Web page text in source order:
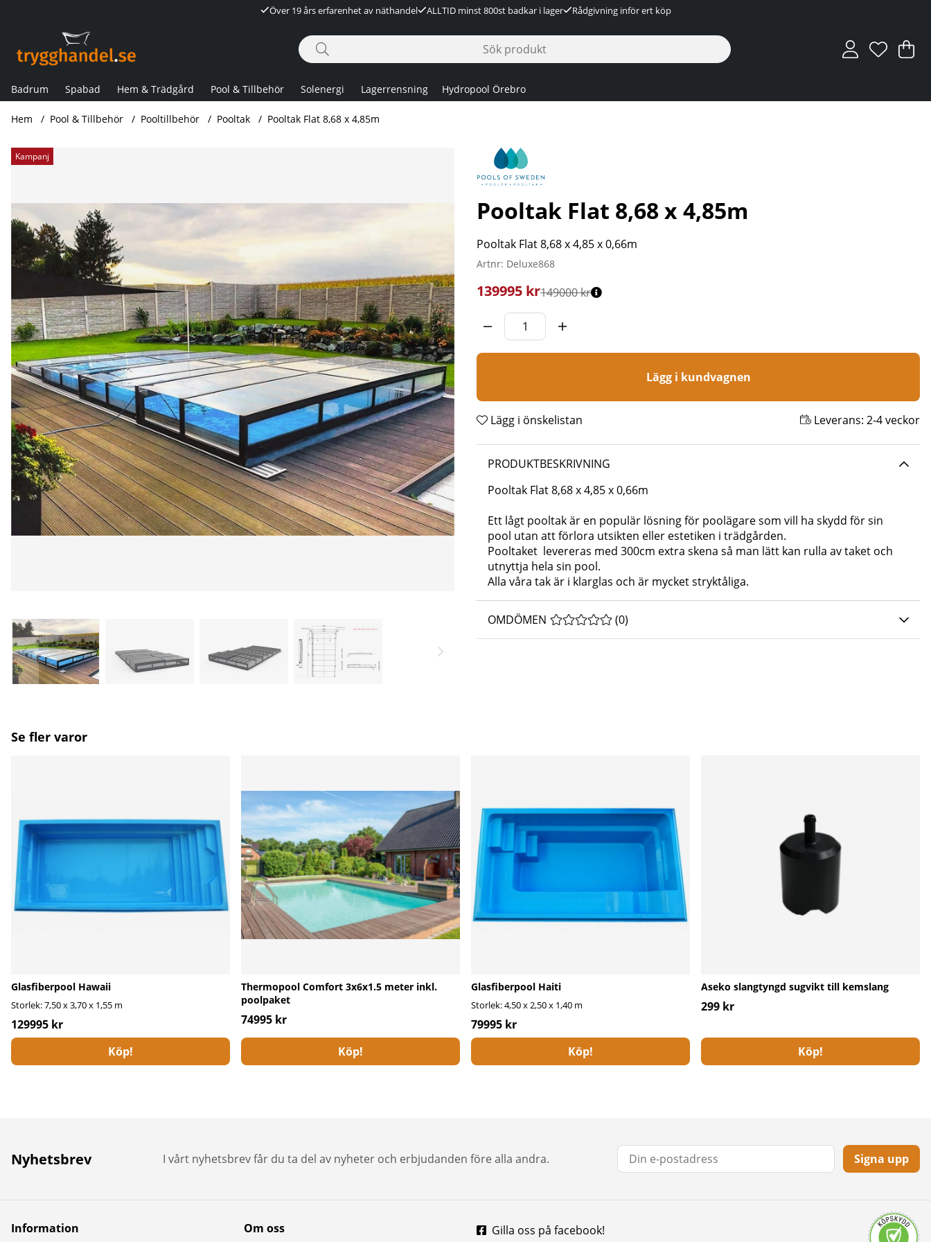
Över 19 års erfarenhet av näthandel ALLTID minst 800st badkar i lager Rådgivning inför ert köp
.
Badrum Spabad Hem & Trädgård Pool & Tillbehör Solenergi Lagerrensning Hydropool Örebro
Hem Pool & Tillbehör Pooltillbehör Pooltak Pooltak Flat 8,68 x 4,85m
Kampanj
Produktbilder Pooltak Flat 8,68 x 4,85m
Pooltak Flat 8,68 x 4,85m
Pooltak Flat 8,68 x 4,85 x 0,66m
Artnr: Deluxe868
139995 kr149000 kr
Lägg i kundvagnen
Lägg i önskelistan Leverans: 2-4 veckor
PRODUKTBESKRIVNING
Pooltak Flat 8,68 x 4,85 x 0,66m
Ett lågt pooltak är en populär lösning för poolägare som vill ha skydd för sin
pool utan att förlora utsikten eller estetiken i trädgården.
Pooltaket levereras med 300cm extra skena så man lätt kan rulla av taket och
utnyttja hela sin pool.
Alla våra tak är i klarglas och är mycket stryktåliga.
OMDÖMEN MEDELBETYG 0 AV 5 ANTAL BETYG 0
(0)
Se fler varor
Glasfiberpool Hawaii
Storlek: 7,50 x 3,70 x 1,55 m
129995 kr
Köp!
Thermopool Comfort 3x6x1.5 meter inkl.
poolpaket
74995 kr
Köp!
Glasfiberpool Haiti
Storlek: 4,50 x 2,50 x 1,40 m
79995 kr
Köp!
Aseko slangtyngd sugvikt till kemslang
299 kr
Köp!
Nyhetsbrev I vårt nyhetsbrev får du ta del av nyheter och erbjudanden före alla andra. Signa upp
Information Om oss Gilla oss på facebook!